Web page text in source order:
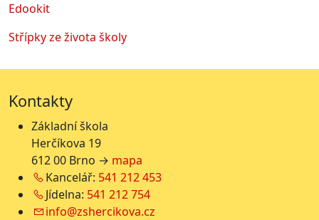
Edookit
Střípky ze života školy
Kontakty
Základní škola
Herčíkova 19
612 00 Brno → mapa
Kancelář: 541 212 453
Jídelna: 541 212 754
info@zshercikova.cz